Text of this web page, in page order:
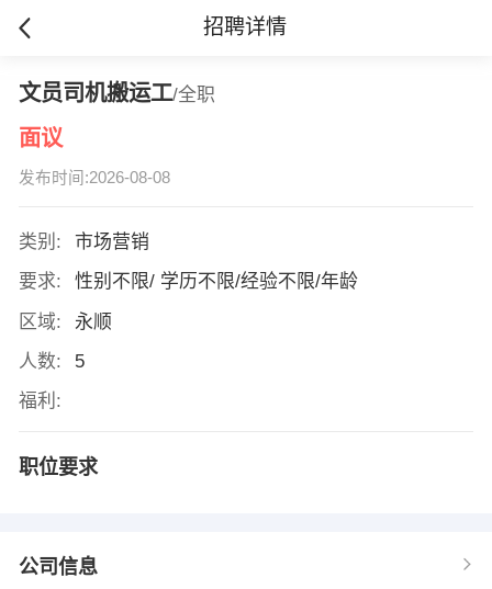
招聘详情
文员司机搬运工/全职
面议
发布时间:2026-08-08
类别:
市场营销
要求:
性别不限/ 学历不限/经验不限/年龄
区域:
永顺
人数:
5
福利:
职位要求
公司信息